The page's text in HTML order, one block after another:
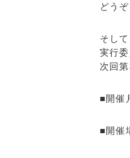
どう
そして
実行
次回
■開催
■開催